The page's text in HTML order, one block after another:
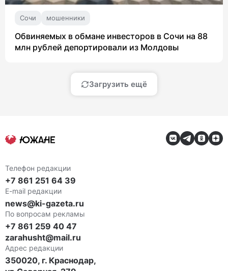
Сочи мошенники
Обвиняемых в обмане инвесторов в Сочи на 88
млн рублей депортировали из Молдовы
Загрузить ещё
Телефон редакции
+7 861 251 64 39
E-mail редакции
news@ki-gazeta.ru
По вопросам рекламы
+7 861 259 40 47
zarahusht@mail.ru
Адрес редакции
350020, г. Краснодар,